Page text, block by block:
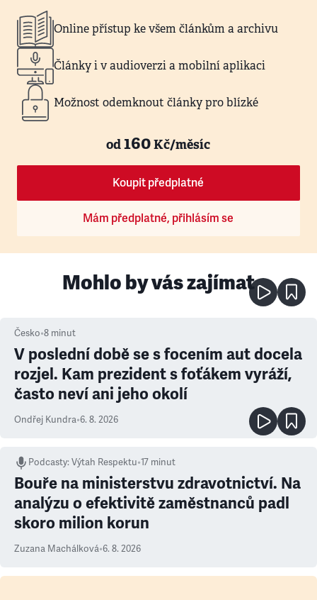
Online přístup ke všem článkům a archivu
Články i v audioverzi a mobilní aplikaci
Možnost odemknout články pro blízké
od160Kč/měsíc
Koupit předplatné
Mám předplatné, přihlásím se
Mohlo by vás zajímat
Česko•8 minut
V poslední době se s focením aut docela
rozjel. Kam prezident s foťákem vyráží,
často neví ani jeho okolí
Ondřej Kundra•6. 8. 2026
Podcasty:Výtah Respektu•17 minut
Bouře na ministerstvu zdravotnictví. Na
analýzu o efektivitě zaměstnanců padl
skoro milion korun
Zuzana Machálková•6. 8. 2026